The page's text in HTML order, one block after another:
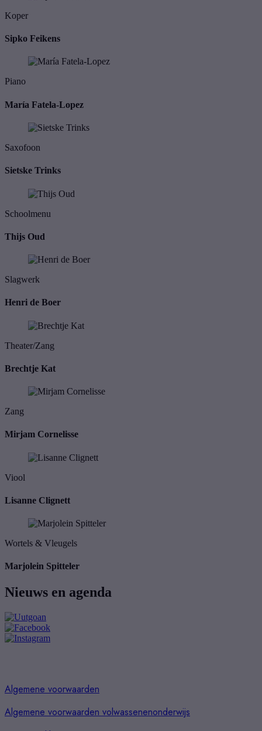
Koper
Sipko Feikens
Piano
María Fatela-Lopez
Saxofoon
Sietske Trinks
Schoolmenu
Thijs Oud
Slagwerk
Henri de Boer
Theater/Zang
Brechtje Kat
Zang
Mirjam Cornelisse
Viool
Lisanne Clignett
Wortels & Vleugels
Marjolein Spitteler
Nieuws en agenda
Algemene voorwaarden
Algemene voorwaarden volwassenenonderwijs